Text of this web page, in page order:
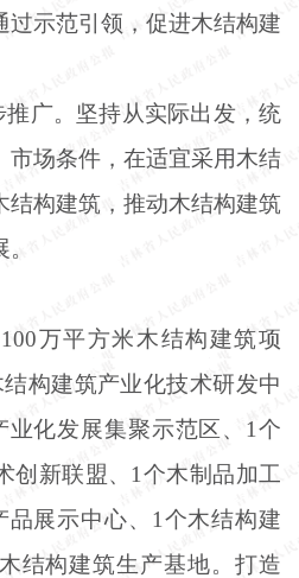
过示范引领，促进木结构建
推广。坚持从实际出发，统
市场条件，在适宜采用木结
结构建筑，推动木结构建筑
万平方米木结构建筑项
构建筑产业化技术研发中
化发展集聚示范区、1个
创新联盟、1个木制品加工
品展示中心、1个木结构建
结构建筑生产基地。打造